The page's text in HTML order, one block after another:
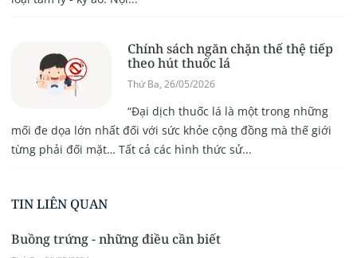
Chính sách ngăn chặn thế thệ tiếp
theo hút thuốc lá
Thứ Ba, 26/05/2026
“Đại dịch thuốc lá là một trong những
mối đe dọa lớn nhất đối với sức khỏe cộng đồng mà thế giới
từng phải đối mặt… Tất cả các hình thức sử...
TIN LIÊN QUAN
Buồng trứng - những điều cần biết